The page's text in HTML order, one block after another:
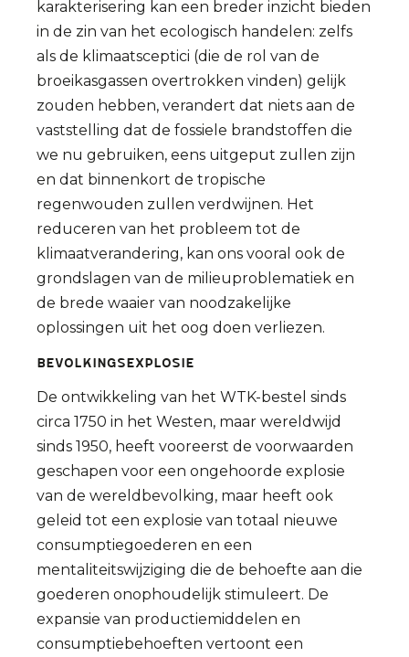
karakterisering kan een breder inzicht bieden
in de zin van het ecologisch handelen: zelfs
als de klimaatsceptici (die de rol van de
broeikasgassen overtrokken vinden) gelijk
zouden hebben, verandert dat niets aan de
vaststelling dat de fossiele brandstoffen die
we nu gebruiken, eens uitgeput zullen zijn
en dat binnenkort de tropische
regenwouden zullen verdwijnen. Het
reduceren van het probleem tot de
klimaatverandering, kan ons vooral ook de
grondslagen van de milieuproblematiek en
de brede waaier van noodzakelijke
oplossingen uit het oog doen verliezen.
Bevolkingsexplosie
De ontwikkeling van het WTK-bestel sinds
circa 1750 in het Westen, maar wereldwijd
sinds 1950, heeft vooreerst de voorwaarden
geschapen voor een ongehoorde explosie
van de wereldbevolking, maar heeft ook
geleid tot een explosie van totaal nieuwe
consumptiegoederen en een
mentaliteitswijziging die de behoefte aan die
goederen onophoudelijk stimuleert. De
expansie van productiemiddelen en
consumptiebehoeften vertoont een